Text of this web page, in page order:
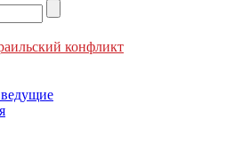
конфликт